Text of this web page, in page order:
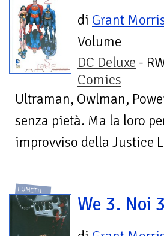
di Grant
Volume
DC Deluxe -
Comics
Ultraman, Owlman,
senza pietà. Ma la loro
improvviso della Justice
FUMETTI
We 3. Noi 3